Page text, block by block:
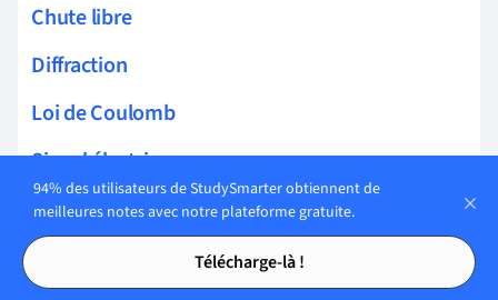
Tables des matières
Tables des matières
Chute libre
Diffraction
Loi de Coulomb
Signal électrique
Vitesse de propagation d'une onde
94% des utilisateurs de StudySmarter obtiennent de
meilleures notes avec notre plateforme gratuite.
Télécharge-là !